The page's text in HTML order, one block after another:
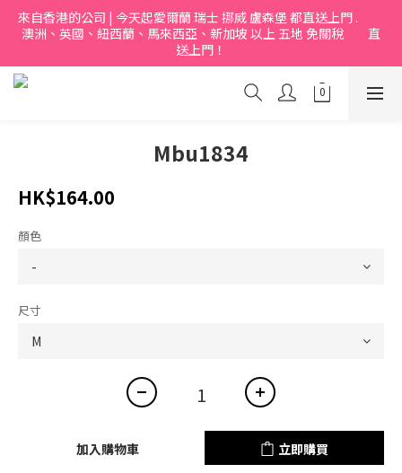
來自香港的公司 | 今天起愛爾蘭 瑞士 挪烕 盧森堡 都直送上門 .
澳洲、英國、紐西蘭、馬來西亞、新加坡 以上 五地 免關稅         直
送上門！
Mbu1834
HK$164.00
顏色
尺寸
加入購物車 立即購買